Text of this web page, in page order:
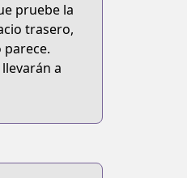
pruebe la
trasero,
a